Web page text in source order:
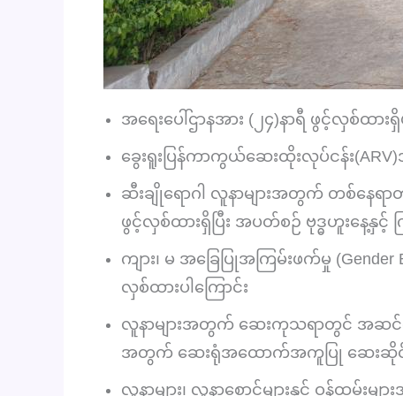
အရေးပေါ်ဌာနအား (၂၄)နာရီ ဖွင့်လှစ်ထား
ခွေးရူးပြန်ကာကွယ်ဆေးထိုးလုပ်ငန်း
ဆီးချိုရောဂါ လူနာများအတွက် တစ်နေ
ဖွင့်လှစ်ထားရှိပြီး အပတ်စဉ် ဗုဒ္ဓဟူးနေ့နှ
ကျား၊ မ အခြေပြုအကြမ်းဖက်မှု (Gender
လှစ်ထားပါကြောင်း
လူနာများအတွက် ဆေးကုသရာတွင် အဆင်ပြေ
အတွက် ဆေးရုံအထောက်အကူပြု ဆေးဆိုင်အာ
လူနာများ၊ လူနာစောင့်များနှင့် ဝန်ထ